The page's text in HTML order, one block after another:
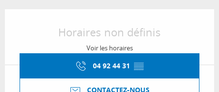
Horaires non définis
Voir les horaires
04 92 44 31 ▒▒